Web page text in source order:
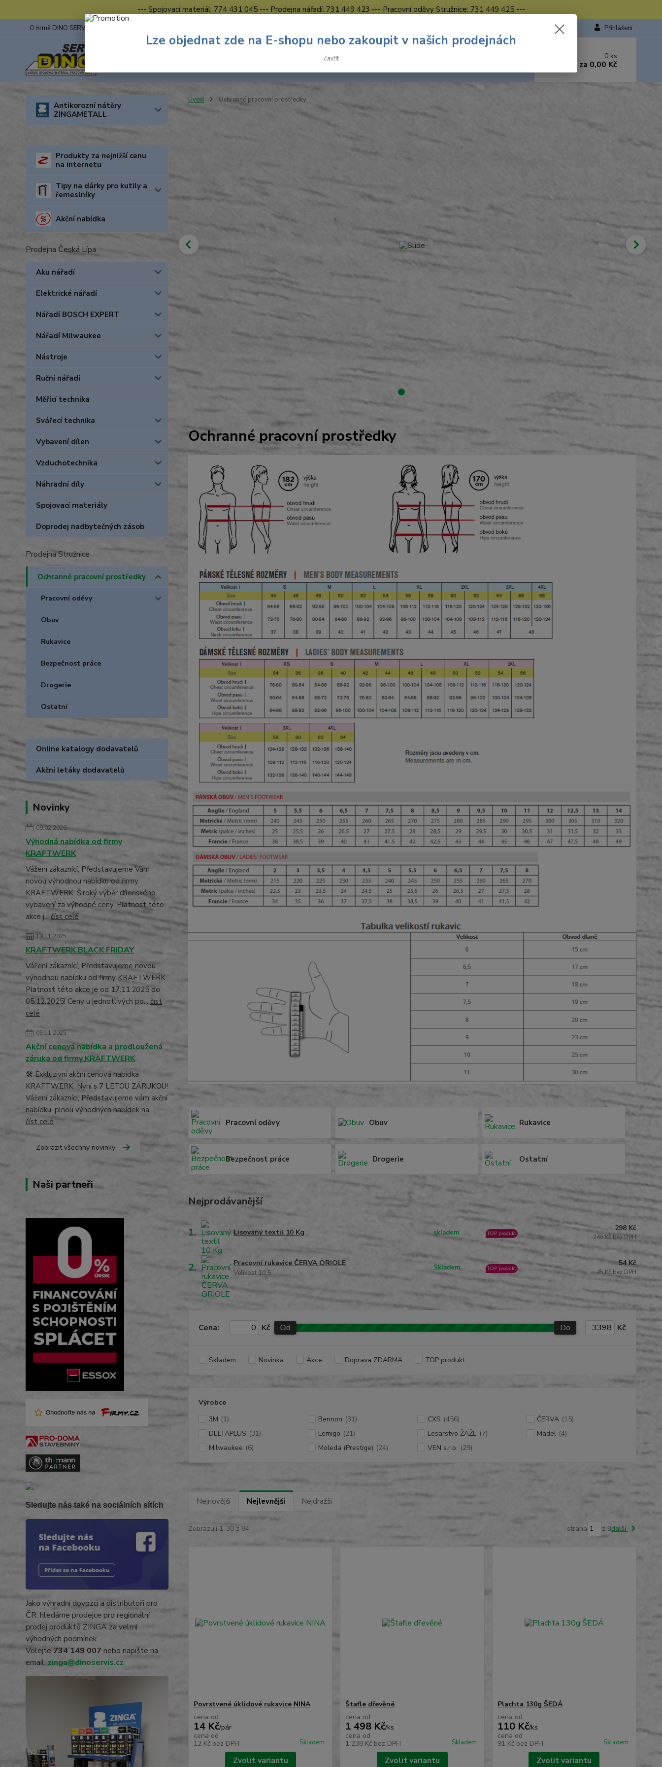
--- Spojovací materiál: 774 431 045 --- Prodejna nářadí: 731 449 423 --- Pracovní oděvy Stružnice: 731 449 425 ---
O firmě DINO SERVIS s.r.o. Přihlášení
Hledat
Nevíte si rady? Zavolejte.
0 ks
za 0,00 Kč
Antikorozní nátěry
ZINGAMETALL
Produkty za nejnižší cenu
na internetu
Tipy na dárky pro kutily a
řemeslníky
Akční nabídka
Prodejna Česká Lípa
Aku nářadí
Elektrické nářadí
Nářadí BOSCH EXPERT
Nářadí Milwaukee
Nástroje
Ruční nářadí
Měřící technika
Svářecí technika
Vybavení dílen
Vzduchotechnika
Náhradní díly
Spojovací materiály
Doprodej nadbytečných zásob
Prodejna Stružnice
Ochranné pracovní prostředky
Pracovní oděvy
Obuv
Rukavice
Bezpečnost práce
Drogerie
Ostatní
Online katalogy dodavatelů
Akční letáky dodavatelů
Novinky
09.02.2026
Výhodná nabídka od firmy
KRAFTWERK
Vážení zákaznící, Představujeme Vám
novou výhodnou nabídku od firmy
KRAFTWERK. Široký výběr dílenského
vybavení za výhodné ceny. Platnost této
akce j... číst celé
19.11.2025
KRAFTWERK BLACK FRIDAY
Vážení zákaznící, Představujeme novou
výhodnou nabídku od firmy KRAFTWERK.
Platnost této akce je od 17.11.2025 do
05.12.2025! Ceny u jednotlivých po... číst
celé
05.11.2025
Akční cenová nabídka a prodloužená
záruka od firmy KRAFTWERK
🛠️ Exkluzivní akční cenová nabídka
KRAFTWERK: Nyní s 7 LETOU ZÁRUKOU!
Vážení zákazníci, Představujeme vám akční
nabídku, plnou výhodných nabídek na ...
číst celé
Zobrazit všechny novinky
Naši partneři
Sledujte nás také na sociálních sítích
Jako výhradní dovozci a distributoři pro
ČR, hledáme prodejce pro regionální
prodej produktů ZINGA za velmi
výhodných podmínek.
Volejte 734 149 007 nebo napište na
email: zinga@dinoservis.cz
Úvod Ochranné pracovní prostředky
Ochranné pracovní prostředky
Pracovní oděvy Obuv Rukavice
Bezpečnost práce Drogerie Ostatní
Nejprodávanější
1. Lisovaný textil 10 Kg skladem TOP produkt
298 Kč
246 Kč bez DPH
2. Pracovní rukavice ČERVA ORIOLE
Velikost 10,5
Skladem TOP produkt
54 Kč
45 Kč bez DPH
Cena: Kč Od Do Kč
Skladem Novinka Akce Doprava ZDARMA TOP produkt
Výrobce
3M (1) Bennon (31) CXS (456) ČERVA (15)
DELTAPLUS (31) Lemigo (21) Lesarstvo ŽAŽE (7) Madel (4)
Milwaukee (6) Moleda (Prestige) (24) VEN s.r.o. (29)
Nejnovější Nejlevnější Nejdražší
Zobrazuji 1-30 z 84 strana z 3další
Povrstvené úklidové rukavice NINA
cena od
14 Kč/pár
cena od
12 Kč bez DPH Skladem
Zvolit variantu
Štafle dřevěné
cena od
1 498 Kč/ks
cena od
1 238 Kč bez DPH Skladem
Zvolit variantu
Plachta 130g ŠEDÁ
cena od
110 Kč/ks
cena od
91 Kč bez DPH Skladem
Zvolit variantu
Lze objednat zde na E-shopu nebo zakoupit v našich prodejnách
Zavřít